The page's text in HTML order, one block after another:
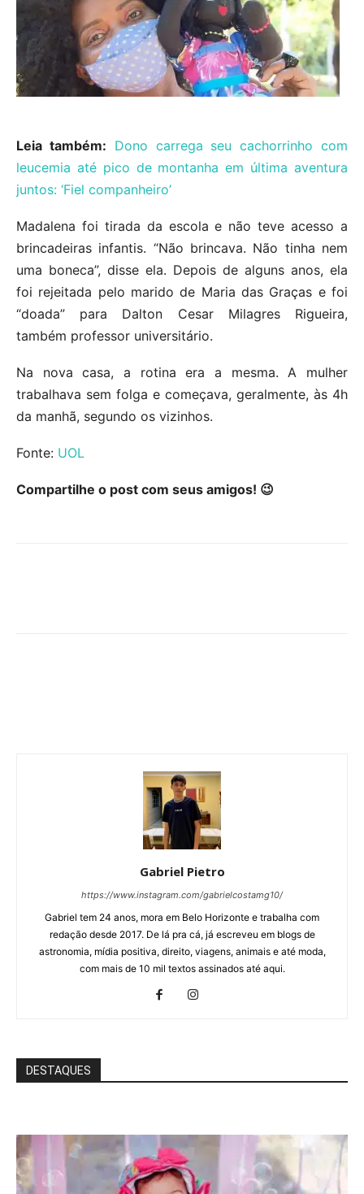
Leia também: Dono carrega seu cachorrinho com
leucemia até pico de montanha em última aventura
juntos: ‘Fiel companheiro’
Madalena foi tirada da escola e não teve acesso a
brincadeiras infantis. “Não brincava. Não tinha nem
uma boneca”, disse ela. Depois de alguns anos, ela
foi rejeitada pelo marido de Maria das Graças e foi
“doada” para Dalton Cesar Milagres Rigueira,
também professor universitário.
Na nova casa, a rotina era a mesma. A mulher
trabalhava sem folga e começava, geralmente, às 4h
da manhã, segundo os vizinhos.
Fonte: UOL
Compartilhe o post com seus amigos! 😉
Gabriel Pietro
https://www.instagram.com/gabrielcostamg10/
Gabriel tem 24 anos, mora em Belo Horizonte e trabalha com
redação desde 2017. De lá pra cá, já escreveu em blogs de
astronomia, mídia positiva, direito, viagens, animais e até moda,
com mais de 10 mil textos assinados até aqui.
DESTAQUES